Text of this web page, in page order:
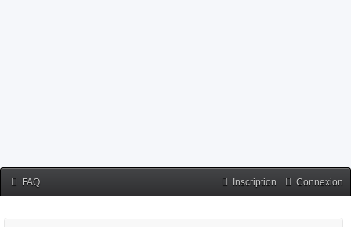
FAQ Connexion
Inscription